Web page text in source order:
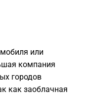
или
компания
городов
как заоблачная